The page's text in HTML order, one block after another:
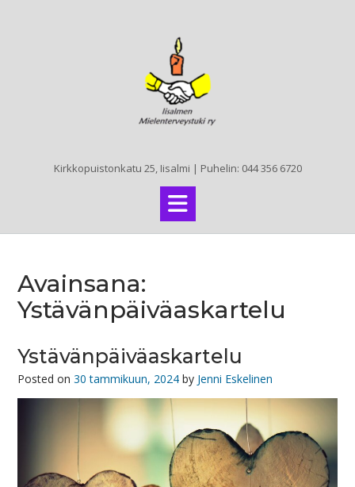
Kirkkopuistonkatu 25, Iisalmi | Puhelin: 044 356 6720
Avainsana:
Ystävänpäiväaskartelu
Ystävänpäiväaskartelu
Posted on 30 tammikuun, 2024 by Jenni Eskelinen